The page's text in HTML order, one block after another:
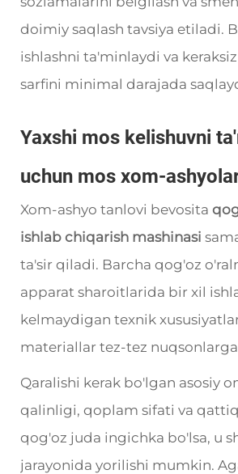
doimiy saqlash tavsiya etiladi.
ishlashni ta'minlaydi va
sarfini minimal darajada
Yaxshi mos kelishuvni
uchun mos xom-
Xom-ashyo tanlovi bevosita
ishlab chiqarish mashinasi
ta'sir qiladi. Barcha qog'oz
apparat sharoitlarida bir xil
kelmaydigan texnik
materiallar tez-tez
Qaralishi kerak bo'lgan asosiy
qalinligi, qoplam sifati va
qog'oz juda ingichka bo'lsa, u
jarayonida yorilishi mumkin.